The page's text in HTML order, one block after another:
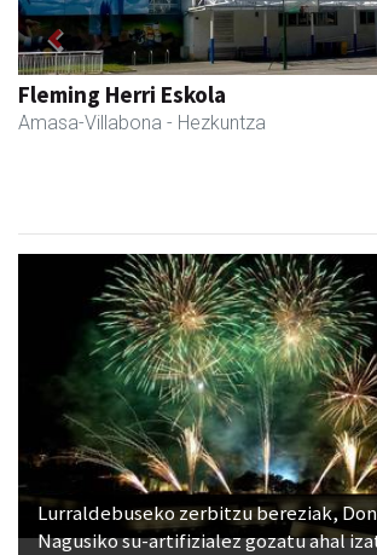
Fleming Herri Eskola
Amasa-Villabona - Hezkuntza
Previous
Lurraldebuseko zerbitzu bereziak,
Nagusiko su-artifizialez gozatu ahal